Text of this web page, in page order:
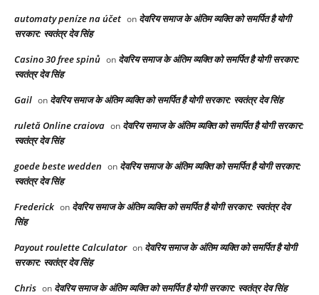
automaty peníze na účet on देवरिय समाज के अंतिम व्यक्ति को समर्पित है योगी
सरकार: स्वतंत्र देव सिंह
Casino 30 free spinů on देवरिय समाज के अंतिम व्यक्ति को समर्पित है योगी सरकार:
स्वतंत्र देव सिंह
Gail on देवरिय समाज के अंतिम व्यक्ति को समर्पित है योगी सरकार: स्वतंत्र देव सिंह
ruletă Online craiova on देवरिय समाज के अंतिम व्यक्ति को समर्पित है योगी सरकार:
स्वतंत्र देव सिंह
goede beste wedden on देवरिय समाज के अंतिम व्यक्ति को समर्पित है योगी सरकार:
स्वतंत्र देव सिंह
Frederick on देवरिय समाज के अंतिम व्यक्ति को समर्पित है योगी सरकार: स्वतंत्र देव
सिंह
Payout roulette Calculator on देवरिय समाज के अंतिम व्यक्ति को समर्पित है योगी
सरकार: स्वतंत्र देव सिंह
Chris on देवरिय समाज के अंतिम व्यक्ति को समर्पित है योगी सरकार: स्वतंत्र देव सिंह